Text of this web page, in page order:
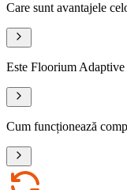
Care sunt avantajele
Este Floorium
Cum funcționează